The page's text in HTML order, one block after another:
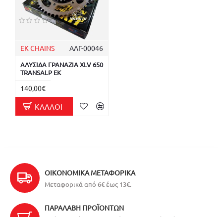
EK CHAINS ΑΛΓ-00046
ΑΛΥΣΙΔΑ ΓΡΑΝΑΖΙΑ XLV 650
TRANSALP EK
140,00€
ΚΑΛΆΘΙ
ΟΙΚΟΝΟΜΙΚΆ ΜΕΤΑΦΟΡΙΚΆ
Μεταφορικά από 6€ έως 13€.
ΠΑΡΑΛΑΒΉ ΠΡΟΪΌΝΤΩΝ